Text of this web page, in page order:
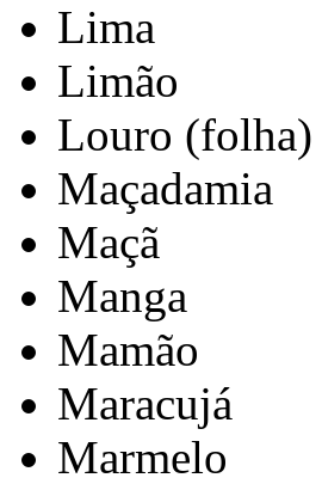
Lima
Limão
Louro (folha)
Maçadamia
Maçã
Manga
Mamão
Maracujá
Marmelo